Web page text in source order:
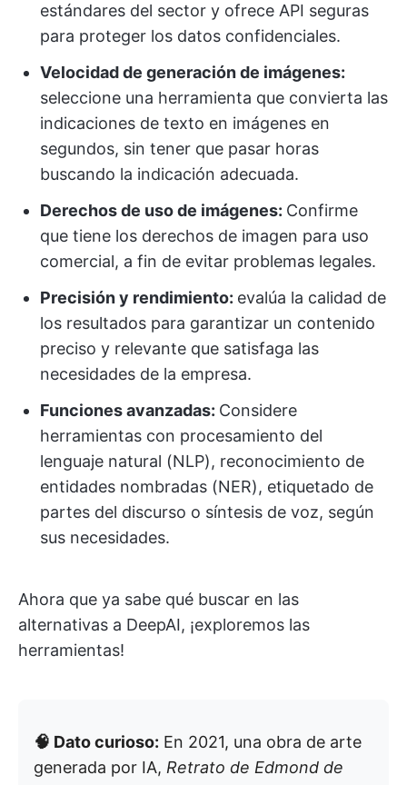
estándares del sector y ofrece API seguras
para proteger los datos confidenciales.
Velocidad de generación de imágenes:
seleccione una herramienta que convierta las
indicaciones de texto en imágenes en
segundos, sin tener que pasar horas
buscando la indicación adecuada.
Derechos de uso de imágenes: Confirme
que tiene los derechos de imagen para uso
comercial, a fin de evitar problemas legales.
Precisión y rendimiento: evalúa la calidad de
los resultados para garantizar un contenido
preciso y relevante que satisfaga las
necesidades de la empresa.
Funciones avanzadas: Considere
herramientas con procesamiento del
lenguaje natural (NLP), reconocimiento de
entidades nombradas (NER), etiquetado de
partes del discurso o síntesis de voz, según
sus necesidades.
Ahora que ya sabe qué buscar en las
alternativas a DeepAI, ¡exploremos las
herramientas!
🧠 Dato curioso: En 2021, una obra de arte
generada por IA, Retrato de Edmond de